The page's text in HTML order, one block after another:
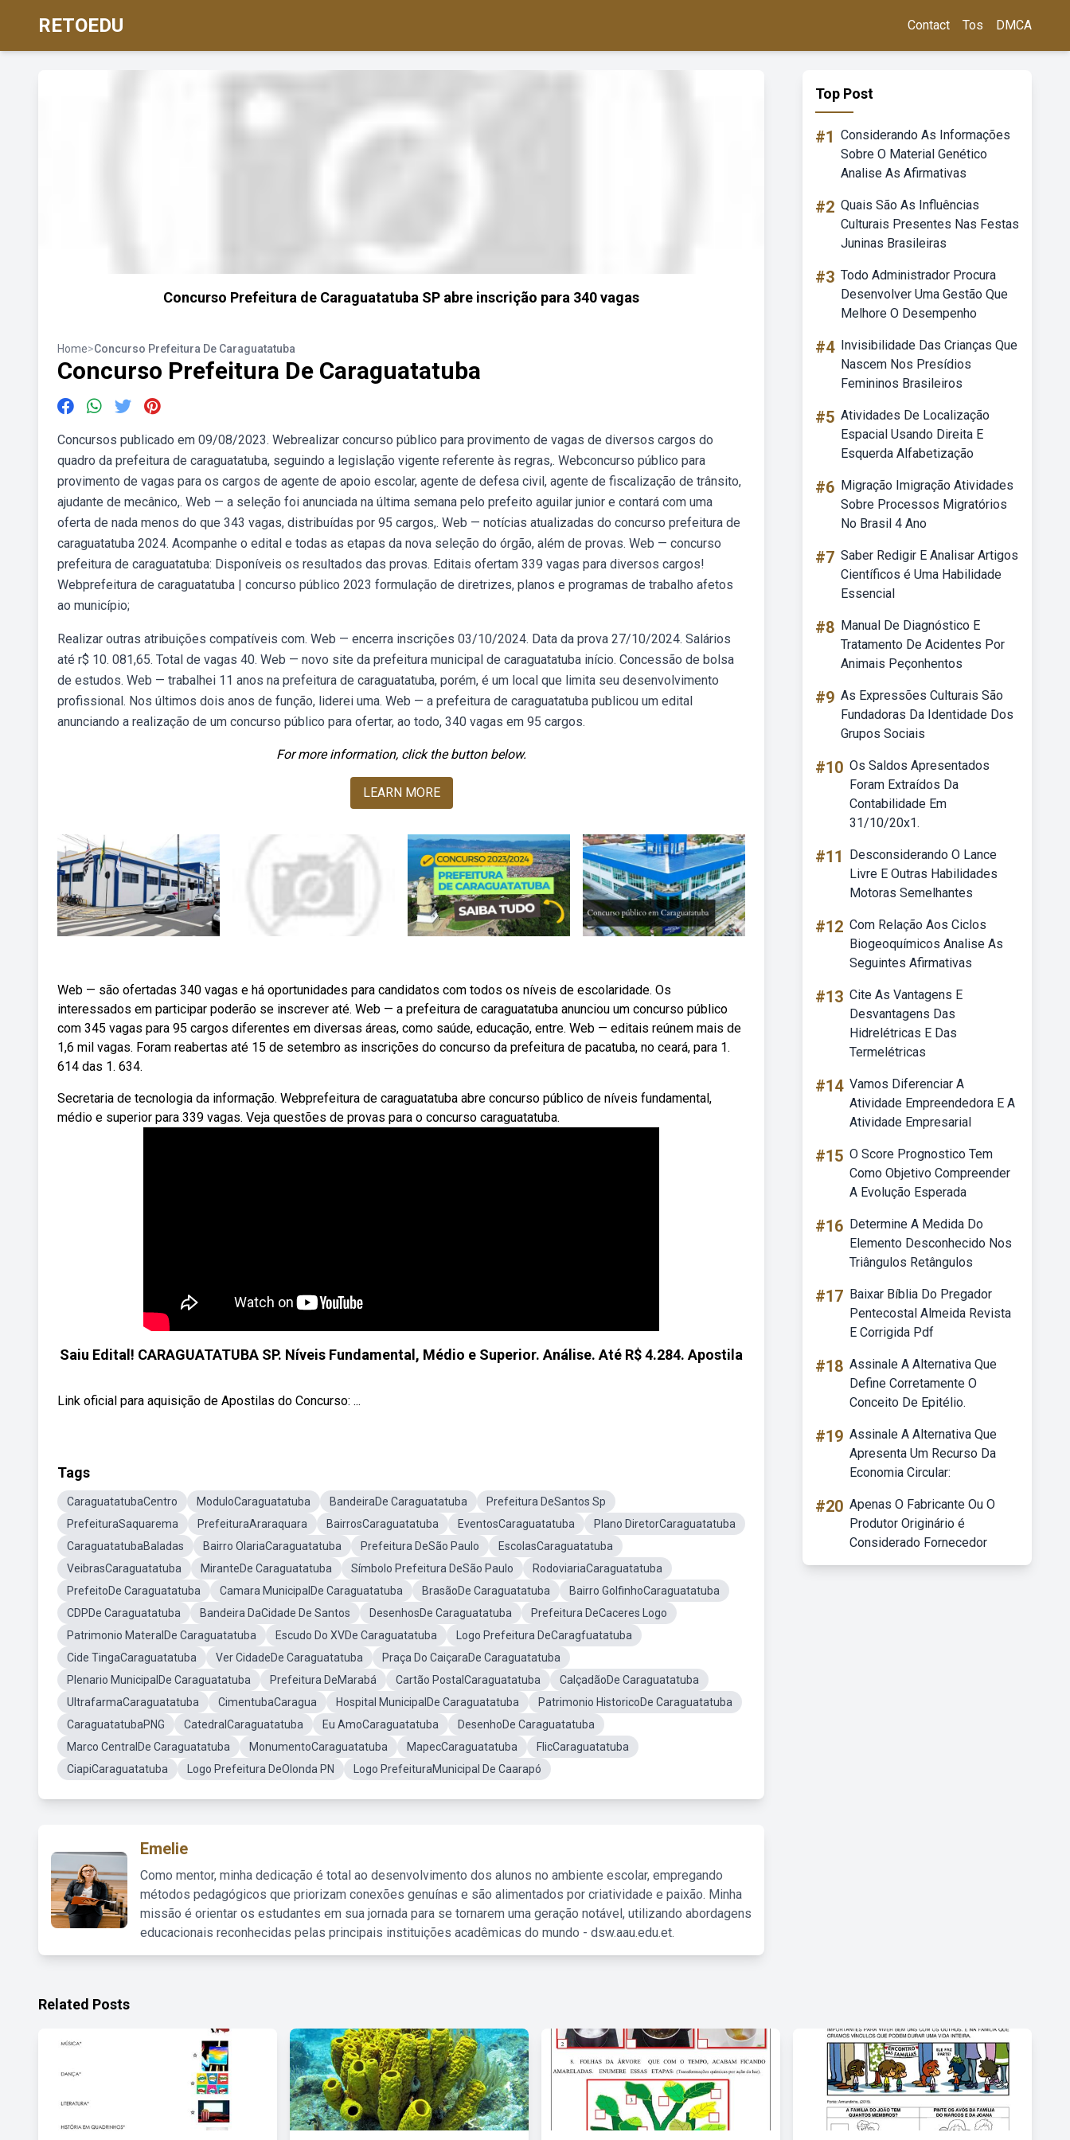
RETOEDU Contact Tos DMCA
Concurso Prefeitura de Caraguatatuba SP abre inscrição para 340 vagas
Home>Concurso Prefeitura De Caraguatatuba
Concurso Prefeitura De Caraguatatuba
Concursos publicado em 09/08/2023. Webrealizar concurso público para provimento de vagas de diversos cargos do
quadro da prefeitura de caraguatatuba, seguindo a legislação vigente referente às regras,. Webconcurso público para
provimento de vagas para os cargos de agente de apoio escolar, agente de defesa civil, agente de fiscalização de trânsito,
ajudante de mecânico,. Web — a seleção foi anunciada na última semana pelo prefeito aguilar junior e contará com uma
oferta de nada menos do que 343 vagas, distribuídas por 95 cargos,. Web — notícias atualizadas do concurso prefeitura de
caraguatatuba 2024. Acompanhe o edital e todas as etapas da nova seleção do órgão, além de provas. Web — concurso
prefeitura de caraguatatuba: Disponíveis os resultados das provas. Editais ofertam 339 vagas para diversos cargos!
Webprefeitura de caraguatatuba | concurso público 2023 formulação de diretrizes, planos e programas de trabalho afetos
ao município;
Realizar outras atribuições compatíveis com. Web — encerra inscrições 03/10/2024. Data da prova 27/10/2024. Salários
até r$ 10. 081,65. Total de vagas 40. Web — novo site da prefeitura municipal de caraguatatuba início. Concessão de bolsa
de estudos. Web — trabalhei 11 anos na prefeitura de caraguatatuba, porém, é um local que limita seu desenvolvimento
profissional. Nos últimos dois anos de função, liderei uma. Web — a prefeitura de caraguatatuba publicou um edital
anunciando a realização de um concurso público para ofertar, ao todo, 340 vagas em 95 cargos.
For more information, click the button below.
LEARN MORE
Web — são ofertadas 340 vagas e há oportunidades para candidatos com todos os níveis de escolaridade. Os
interessados em participar poderão se inscrever até. Web — a prefeitura de caraguatatuba anunciou um concurso público
com 345 vagas para 95 cargos diferentes em diversas áreas, como saúde, educação, entre. Web — editais reúnem mais de
1,6 mil vagas. Foram reabertas até 15 de setembro as inscrições do concurso da prefeitura de pacatuba, no ceará, para 1.
614 das 1. 634.
Secretaria de tecnologia da informação. Webprefeitura de caraguatatuba abre concurso público de níveis fundamental,
médio e superior para 339 vagas. Veja questões de provas para o concurso caraguatatuba.
Saiu Edital! CARAGUATATUBA SP. Níveis Fundamental, Médio e Superior. Análise. Até R$ 4.284. Apostila
Link oficial para aquisição de Apostilas do Concurso: ...
Tags
CaraguatatubaCentro ModuloCaraguatatuba BandeiraDe Caraguatatuba
Prefeitura DeSantos Sp
PrefeituraSaquarema
PrefeituraAraraquara BairrosCaraguatatuba EventosCaraguatatuba
Plano DiretorCaraguatatuba
CaraguatatubaBaladas
Bairro OlariaCaraguatatuba Prefeitura DeSão Paulo
EscolasCaraguatatuba
VeibrasCaraguatatuba
MiranteDe Caraguatatuba Símbolo Prefeitura DeSão Paulo
RodoviariaCaraguatatuba
PrefeitoDe Caraguatatuba
Camara MunicipalDe Caraguatatuba BrasãoDe Caraguatatuba
Bairro GolfinhoCaraguatatuba
CDPDe Caraguatatuba
Bandeira DaCidade De Santos DesenhosDe Caraguatatuba
Prefeitura DeCaceres Logo
Patrimonio MateralDe Caraguatatuba
Escudo Do XVDe Caraguatatuba
Logo Prefeitura DeCaragfuatatuba
Cide TingaCaraguatatuba
Ver CidadeDe Caraguatatuba
Praça Do CaiçaraDe Caraguatatuba
Plenario MunicipalDe Caraguatatuba
Prefeitura DeMarabá Cartão PostalCaraguatatuba
CalçadãoDe Caraguatatuba
UltrafarmaCaraguatatuba
CimentubaCaragua Hospital MunicipalDe Caraguatatuba
Patrimonio HistoricoDe Caraguatatuba
CaraguatatubaPNG
CatedralCaraguatatuba Eu AmoCaraguatatuba
DesenhoDe Caraguatatuba
Marco CentralDe Caraguatatuba
MonumentoCaraguatatuba MapecCaraguatatuba
FlicCaraguatatuba
CiapiCaraguatatuba
Logo Prefeitura DeOlonda PN Logo PrefeituraMunicipal De Caarapó
Emelie
Como mentor, minha dedicação é total ao desenvolvimento dos alunos no ambiente escolar, empregando
métodos pedagógicos que priorizam conexões genuínas e são alimentados por criatividade e paixão. Minha
missão é orientar os estudantes em sua jornada para se tornarem uma geração notável, utilizando abordagens
educacionais reconhecidas pelas principais instituições acadêmicas do mundo - dsw.aau.edu.et.
Top Post
#1 Considerando As Informações
Sobre O Material Genético
Analise As Afirmativas
#2 Quais São As Influências
Culturais Presentes Nas Festas
Juninas Brasileiras
#3 Todo Administrador Procura
Desenvolver Uma Gestão Que
Melhore O Desempenho
#4 Invisibilidade Das Crianças Que
Nascem Nos Presídios
Femininos Brasileiros
#5 Atividades De Localização
Espacial Usando Direita E
Esquerda Alfabetização
#6 Migração Imigração Atividades
Sobre Processos Migratórios
No Brasil 4 Ano
#7 Saber Redigir E Analisar Artigos
Científicos é Uma Habilidade
Essencial
#8 Manual De Diagnóstico E
Tratamento De Acidentes Por
Animais Peçonhentos
#9 As Expressões Culturais São
Fundadoras Da Identidade Dos
Grupos Sociais
#10 Os Saldos Apresentados
Foram Extraídos Da
Contabilidade Em
31/10/20x1.
#11
Desconsiderando O Lance
Livre E Outras Habilidades
Motoras Semelhantes
#12 Com Relação Aos Ciclos
Biogeoquímicos Analise As
Seguintes Afirmativas
#13 Cite As Vantagens E
Desvantagens Das
Hidrelétricas E Das
Termelétricas
#14 Vamos Diferenciar A
Atividade Empreendedora E A
Atividade Empresarial
#15 O Score Prognostico Tem
Como Objetivo Compreender
A Evolução Esperada
#16 Determine A Medida Do
Elemento Desconhecido Nos
Triângulos Retângulos
#17 Baixar Bíblia Do Pregador
Pentecostal Almeida Revista
E Corrigida Pdf
#18 Assinale A Alternativa Que
Define Corretamente O
Conceito De Epitélio.
#19 Assinale A Alternativa Que
Apresenta Um Recurso Da
Economia Circular:
#20 Apenas O Fabricante Ou O
Produtor Originário é
Considerado Fornecedor
Related Posts